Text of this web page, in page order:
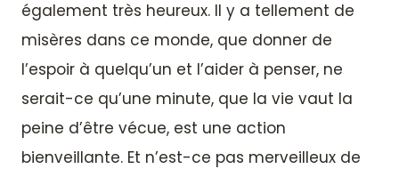
également très heureux. Il y a tellement de
misères dans ce monde, que donner de
l’espoir à quelqu’un et l’aider à penser, ne
serait-ce qu’une minute, que la vie vaut la
peine d’être vécue, est une action
bienveillante. Et n’est-ce pas merveilleux de